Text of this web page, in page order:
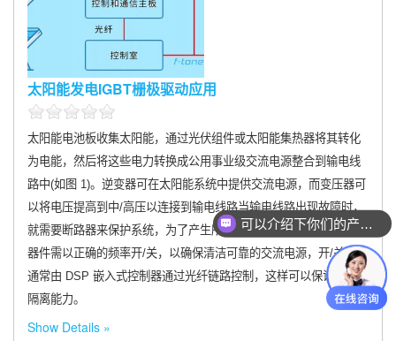
太阳能发电IGBT栅极驱动应用
太阳能电池板收集太阳能，通过光伏组件或太阳能集热器将其转化
为电能，然后将这些电力转换成公用事业级交流电源整合到输电线
路中(如图 1)。逆变器可在太阳能系统中提供交流电源，而变压器可
以将电压提高到中/高压以连接到输电线路当输电线路出现故障时，
就需要断路器来保护系统，为了产生所需的交流电源，功率半导体
器件需以正确的频率开/关，以确保清洁可靠的交流电源，开/关信号
通常由 DSP 嵌入式控制器通过光纤链路控制，这样可以保证高电流
隔离能力。
Show Details